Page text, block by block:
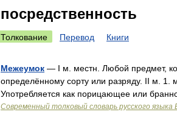
посредственность
Толкование Перевод Книги
Межеумок — I м. местн. Любой предмет,
определённому сорту или разряду. II м. 1.
Употребляется как порицающее или
Современный толковый словарь русского